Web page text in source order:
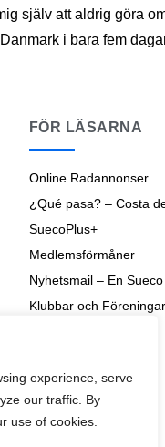
experience, serve
our traffic. By
use of cookies.
själv att aldrig göra
i bara fem
FÖR LÄSARNA
Online Radannonser
¿Qué pasa? – Costa
SuecoPlus+
Medlemsförmåner
Nyhetsmail – En Sueco
Klubbar och Föreningar
Arkiv